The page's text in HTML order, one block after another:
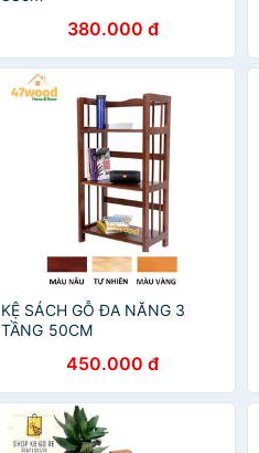
380.000 đ
KỆ SÁCH GỖ ĐA NĂNG 3
TẦNG 50CM
450.000 đ